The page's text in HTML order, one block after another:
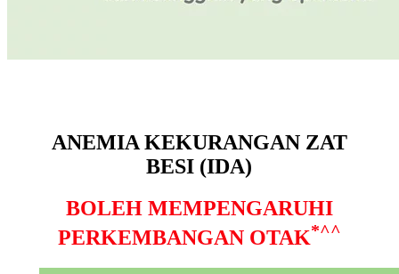
ANEMIA KEKURANGAN ZAT
BESI (IDA)
BOLEH MEMPENGARUHI
PERKEMBANGAN OTAK*^^